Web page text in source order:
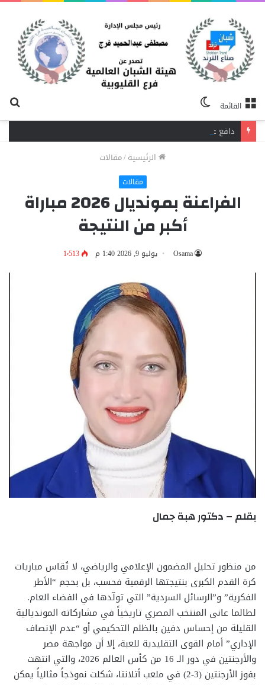
القائمة
المظلم
الرئيسية/مقالات
مقالات
الفراعنة بمونديال 2026 مباراة
أكبر من النتيجة
Osama يوليو 9, 2026 1:40 م 1٬513
بقلم – دكتور هبة جمال
من منظور تحليل المضمون الإعلامي والرياضي، لا تُقاس مباريات
كرة القدم الكبرى بنتيجتها الرقمية فحسب، بل بحجم “الأطر
الفكرية” و”الرسائل السردية” التي تولّدها في الفضاء العام.
لطالما عانى المنتخب المصري تاريخياً في مشاركاته المونديالية
القليلة من إحساس دفين بالظلم التحكيمي أو “عدم الإنصاف
الإداري” أمام القوى التقليدية للعبة، إلا أن مواجهة مصر
والأرجنتين في دور الـ 16 من كأس العالم 2026، والتي انتهت
بفوز الأرجنتين (3-2) في ملعب أتلانتا، شكلت نموذجاً مثالياً يمكن